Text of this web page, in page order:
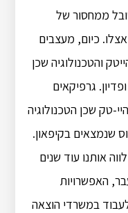
ממחסור של
כיום, מעצבים
והטכנולוגיה שכן
גרפיקאים
טק שכן הטכנולוגיה
שנמצאים בקיפאון.
אותנו עוד שנים
האפשרויות
במשרדי הוצאה